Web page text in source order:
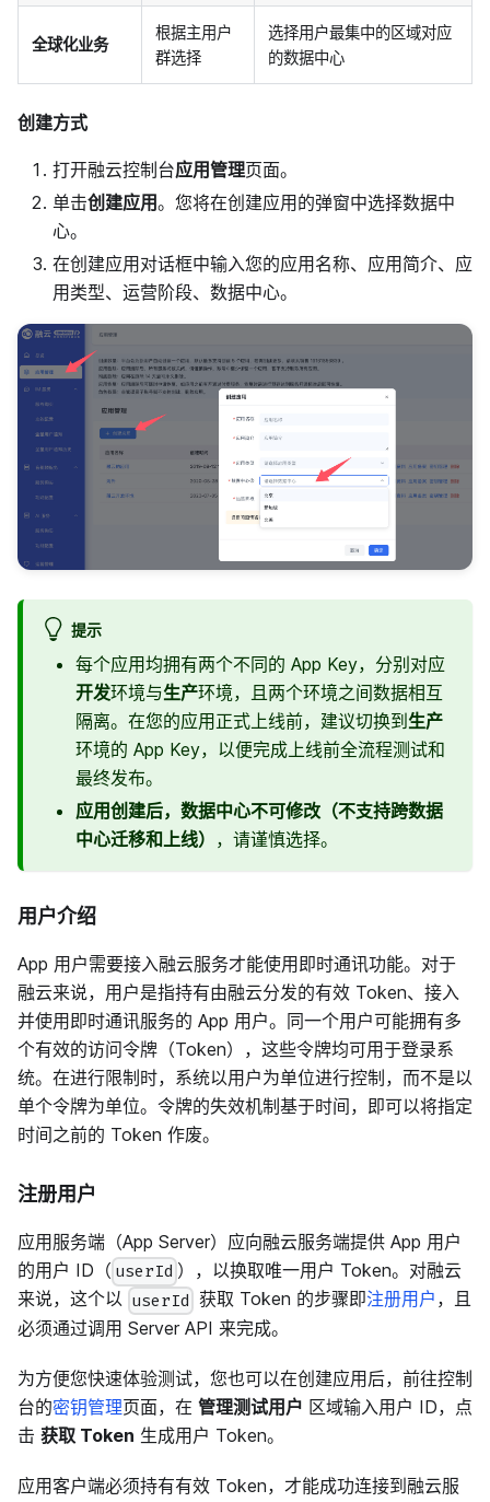
全球化业务
根据主用户
群选择
选择用户最集中的区域对应
的数据中心
创建方式
打开融云控制台应用管理页面。
单击创建应用。您将在创建应用的弹窗中选择数据中
心。
在创建应用对话框中输入您的应用名称、应用简介、应
用类型、运营阶段、数据中心。
提示
每个应用均拥有两个不同的 App Key，分别对应
开发环境与生产环境，且两个环境之间数据相互
隔离。在您的应用正式上线前，建议切换到生产
环境的 App Key，以便完成上线前全流程测试和
最终发布。
应用创建后，数据中心不可修改（不支持跨数据
中心迁移和上线） ，请谨慎选择。
用户介绍
App 用户需要接入融云服务才能使用即时通讯功能。对于
融云来说，用户是指持有由融云分发的有效 Token、接入
并使用即时通讯服务的 App 用户。同一个用户可能拥有多
个有效的访问令牌（Token），这些令牌均可用于登录系
统。在进行限制时，系统以用户为单位进行控制，而不是以
单个令牌为单位。令牌的失效机制基于时间，即可以将指定
时间之前的 Token 作废。
注册用户
应用服务端（App Server）应向融云服务端提供 App 用户
的用户 ID（ userId ），以换取唯一用户 Token。对融云
来说，这个以 userId 获取 Token 的步骤即注册用户 ，且
必须通过调用 Server API 来完成。
为方便您快速体验测试，您也可以在创建应用后，前往控制
台的密钥管理页面，在 管理测试用户 区域输入用户 ID，点
击 获取 Token 生成用户 Token。
应用客户端必须持有有效 Token，才能成功连接到融云服